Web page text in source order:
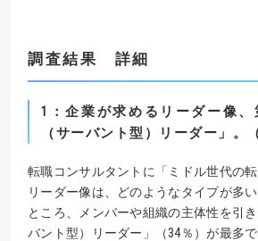
調 査結果 詳細
1
：企業が求めるリーダー像
（サーバント型）リーダー」。
転職コンサルタントに「ミドル世代の
リーダー像は、どのようなタイプが多
ところ、メンバーや組織の主体性を引
バント型）リーダー」（34％）が最多